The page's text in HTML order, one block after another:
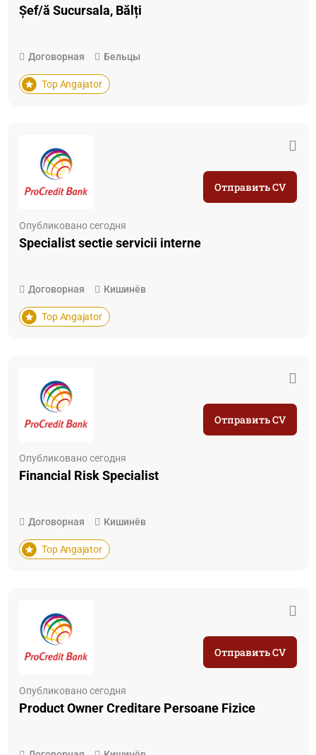
Șef/ă Sucursala, Bălți
Договорная Бельцы
Top Angajator
Опубликовано сегодня
Specialist sectie servicii interne
Договорная Кишинёв
Top Angajator
Отправить CV
Опубликовано сегодня
Financial Risk Specialist
Договорная Кишинёв
Top Angajator
Отправить CV
Опубликовано сегодня
Product Owner Creditare Persoane Fizice
Отправить CV